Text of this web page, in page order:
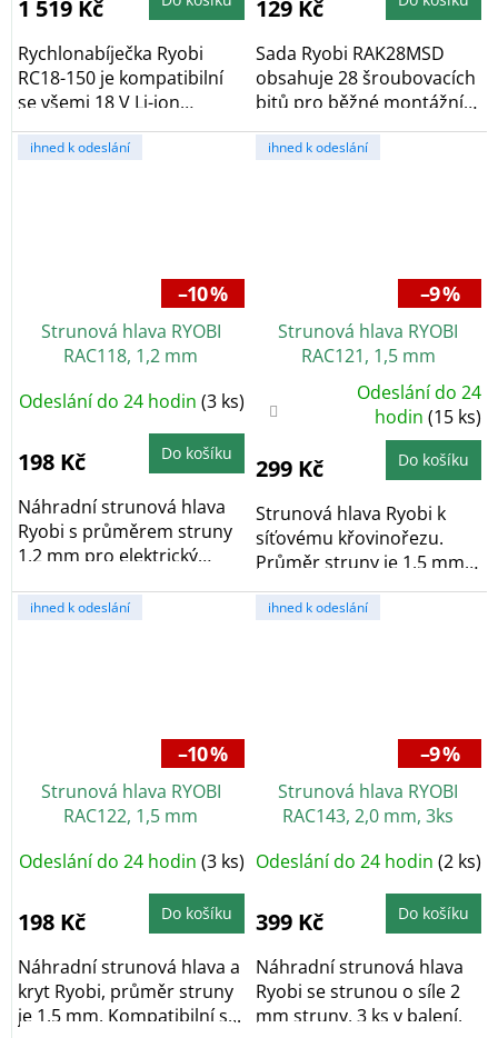
1 519 Kč
Rychlonabíječka Ryobi
RC18-150 je kompatibilní
se všemi 18 V Li-ion
akumulátory ONE+....
129 Kč
Sada Ryobi RAK28MSD
obsahuje 28 šroubovacích
bitů pro běžné montážní
práce, bytový...
ihned k odeslání
–10 %
Strunová hlava RYOBI
RAC118, 1,2 mm
Odeslání do 24 hodin (3 ks)
198 Kč Do košíku
Náhradní strunová hlava
Ryobi s průměrem struny
1,2 mm pro elektrický
ihned k odeslání
–9 %
Strunová hlava RYOBI
RAC121, 1,5 mm
Průměrné
3,7
z
5
Odeslání do 24
hodin(15 ks)
299 Kč Do košíku
Strunová hlava Ryobi k
síťovému křovinořezu.
Průměr struny je 1,5 mm.
Kompatibilní s...
ihned k odeslání
–10 %
Strunová hlava RYOBI
RAC122, 1,5 mm
Odeslání do 24 hodin (3 ks)
198 Kč Do košíku
Náhradní strunová hlava a
kryt Ryobi, průměr struny
je 1,5 mm. Kompatibilní s...
ihned k odeslání
–9 %
Strunová hlava RYOBI
RAC143, 2,0 mm, 3ks
Odeslání do 24 hodin (2 ks)
399 Kč Do košíku
Náhradní strunová hlava
Ryobi se strunou o síle 2
mm struny, 3 ks v balení.